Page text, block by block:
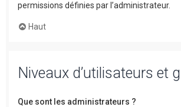
permissions définies par l’administrateur.
Haut
Niveaux d’utilisateurs et
Que sont les administrateurs ?